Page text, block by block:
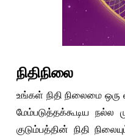
நிதிநிலை
உங்கள் நிதி நிலைமை ஒரு
மேம்படுத்தக்கூடிய நல்ல
குடும்பத்தின் நிதி